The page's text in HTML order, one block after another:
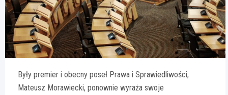
Były premier i obecny poseł Prawa i Sprawiedliwości,
Mateusz Morawiecki, ponownie wyraża swoje